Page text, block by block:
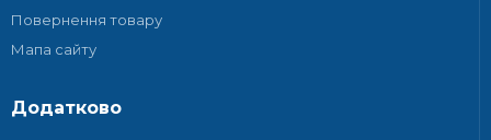
Повернення товару
Мапа сайту
Додатково